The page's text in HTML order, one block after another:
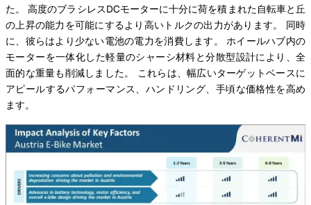
た。 高度のブラシレスDCモーターに十分に荷を積まれた自転車と丘
の上昇の能力を可能にするより高いトルクの出力があります。 同時
に、彼らはより少ない電池の電力を消費します。 ホイールハブ内の
モーターを一体化した軽量のシャーシ材料と分散型設計により、全
面的な重量も削減しました。 これらは、幅広いターゲットベースに
アピールするパフォーマンス、ハンドリング、手頃な価格性を高め
ます。